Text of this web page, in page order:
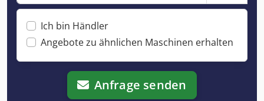
Ich bin Händler
Angebote zu ähnlichen Maschinen erhalten
Anfrage senden